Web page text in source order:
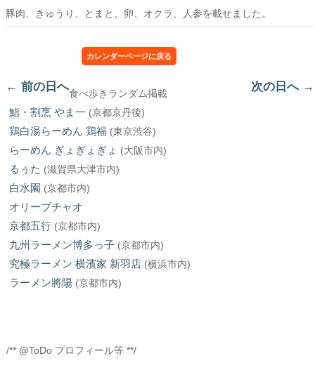
豚肉、きゅうり、とまと、卵、オクラ、人参を載せました。
カレンダーページに戻る
← 前の日へ 次の日へ →
食べ歩きランダム掲載
鮨・割烹 やま一 (京都京丹後)
鶏白湯らーめん 鶏福 (東京渋谷)
らーめん ぎょぎょぎょ (大阪市内)
るぅた (滋賀県大津市内)
白水園 (京都市内)
オリーブチャオ
京都五行 (京都市内)
九州ラーメン博多っ子 (京都市内)
究極ラーメン 横濱家 新羽店 (横浜市内)
ラーメン將陽 (京都市内)
/** @ToDo プロフィール等 **/